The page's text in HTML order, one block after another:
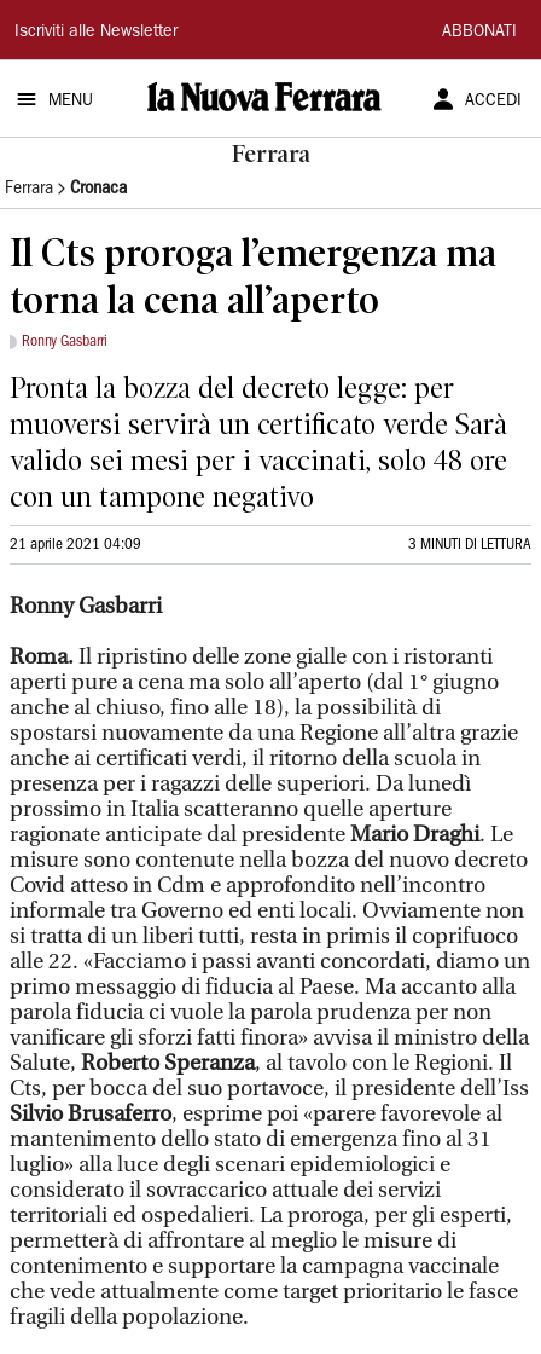
La
Nuova
Ferrara
Iscriviti alle Newsletter ABBONATI
MENU ACCEDI
Ferrara
Ferrara Cronaca
Il Cts proroga l’emergenza ma
torna la cena all’aperto
Ronny Gasbarri
Pronta la bozza del decreto legge: per
muoversi servirà un certificato verde Sarà
valido sei mesi per i vaccinati, solo 48 ore
con un tampone negativo
21 aprile 2021 04:09 3 MINUTI DI LETTURA
Ronny Gasbarri
Roma.Il ripristino delle zone gialle con i ristoranti
aperti pure a cena ma solo all’aperto (dal 1° giugno
anche al chiuso, fino alle 18), la possibilità di
spostarsi nuovamente da una Regione all’altra grazie
anche ai certificati verdi, il ritorno della scuola in
presenza per i ragazzi delle superiori. Da lunedì
prossimo in Italia scatteranno quelle aperture
ragionate anticipate dal presidenteMario Draghi. Le
misure sono contenute nella bozza del nuovo decreto
Covid atteso in Cdm e approfondito nell’incontro
informale tra Governo ed enti locali. Ovviamente non
si tratta di un liberi tutti, resta in primis il coprifuoco
alle 22. «Facciamo i passi avanti concordati, diamo un
primo messaggio di fiducia al Paese. Ma accanto alla
parola fiducia ci vuole la parola prudenza per non
vanificare gli sforzi fatti finora» avvisa il ministro della
Salute, Roberto Speranza, al tavolo con le Regioni. Il
Cts, per bocca del suo portavoce, il presidente dell’Iss
Silvio Brusaferro, esprime poi «parere favorevole al
mantenimento dello stato di emergenza fino al 31
luglio» alla luce degli scenari epidemiologici e
considerato il sovraccarico attuale dei servizi
territoriali ed ospedalieri. La proroga, per gli esperti,
permetterà di affrontare al meglio le misure di
contenimento e supportare la campagna vaccinale
che vede attualmente come target prioritario le fasce
fragili della popolazione.